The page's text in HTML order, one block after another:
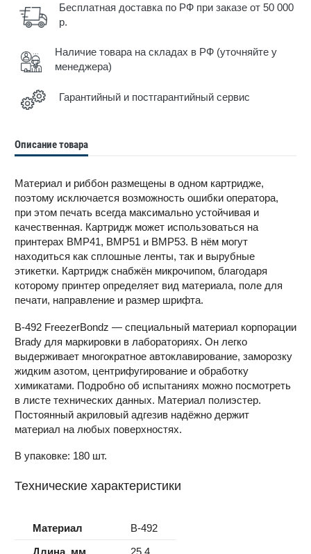
Бесплатная доставка по РФ при заказе от 50 000
р.
Наличие товара на складах в РФ (уточняйте у
менеджера)
Гарантийный и постгарантийный сервис
Описание товара
Материал и риббон размещены в одном картридже,
поэтому исключается возможность ошибки оператора,
при этом печать всегда максимально устойчивая и
качественная. Картридж может использоваться на
принтерах BMP41, BMP51 и BMP53. В нём могут
находиться как сплошные ленты, так и вырубные
этикетки. Картридж снабжён микрочипом, благодаря
которому принтер определяет вид материала, поле для
печати, направление и размер шрифта.
B-492 FreezerBondz — специальный материал корпорации
Brady для маркировки в лабораториях. Он легко
выдерживает многократное автоклавирование, заморозку
жидким азотом, центрифугирование и обработку
химикатами. Подробно об испытаниях можно посмотреть
в листе технических данных. Материал полиэстер.
Постоянный акриловый адгезив надёжно держит
материал на любых поверхностях.
В упаковке: 180 шт.
Технические характеристики
Материал
B-492